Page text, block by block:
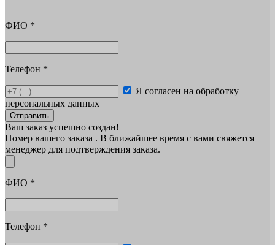
ФИО *
Телефон *
Я согласен на обработку
персональных данных
Отправить
Ваш заказ успешно создан!
Номер вашего заказа . В ближайшее время с вами свяжется
менеджер для подтверждения заказа.
ФИО *
Телефон *